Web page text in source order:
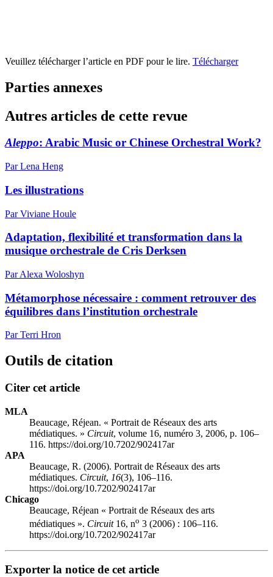
Veuillez télécharger l’article en PDF pour le lire. Télécharger
Parties annexes
Autres articles de cette revue
Aleppo: Arabic Music or Chinese Orchestral Work?
Par Lena Heng
Les illustrations
Par Viviane Houle
Adaptation, flexibilité et transformation dans la
musique orchestrale de Cris Derksen
Par Alexa Woloshyn
Métamorphose nécessaire : comment retrouver des
équilibres dans l’institution orchestrale
Par Terri Hron
Outils de citation
Citer cet article
MLA
Beaucage, Réjean. « Portrait de Réseaux des arts
médiatiques. » Circuit, volume 16, numéro 3, 2006, p. 106–
116. https://doi.org/10.7202/902417ar
APA
Beaucage, R. (2006). Portrait de Réseaux des arts
médiatiques. Circuit, 16(3), 106–116.
https://doi.org/10.7202/902417ar
Chicago
Beaucage, Réjean « Portrait de Réseaux des arts
médiatiques ». Circuit16, no 3 (2006) : 106–116.
https://doi.org/10.7202/902417ar
Exporter la notice de cet article